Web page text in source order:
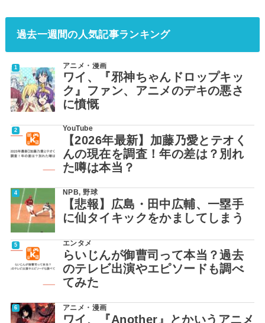
過去一週間の人気記事ランキング
アニメ・漫画
ワイ、『邪神ちゃんドロップキッ
ク』ファン、アニメのデキの悪さ
に憤慨
YouTube
【2026年最新】加藤乃愛とテオく
んの現在を調査！年の差は？別れ
た噂は本当？
NPB,野球
【悲報】広島・田中広輔、一塁手
に仙タイキックをかましてしまう
エンタメ
らいじんが御曹司って本当？過去
のテレビ出演やエピソードも調べ
てみた
アニメ・漫画
ワイ、『Another』とかいうアニメ